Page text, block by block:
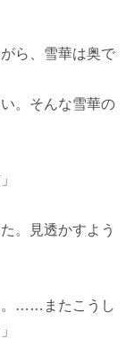
ら、雪華は奥で
。そんな雪華の
。見透かすよう
。……またこうし